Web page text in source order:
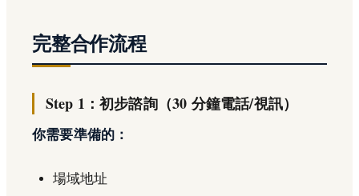
完整合作流程
Step 1：初步諮詢（30 分鐘電話/視訊）
你需要準備的：
場域地址